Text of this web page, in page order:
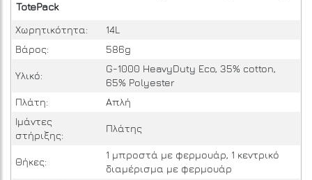
TotePack
Χωρητικότητα:
14L
Βάρος:
586g
Υλικό:
G-1000 HeavyDuty Eco, 35% cotton,
65% Polyester
Πλάτη:
Απλή
Ιμάντες
στήριξης:
Πλάτης
Θήκες:
1 μπροστά με φερμουάρ, 1 κεντρικό
διαμέρισμα με φερμουάρ